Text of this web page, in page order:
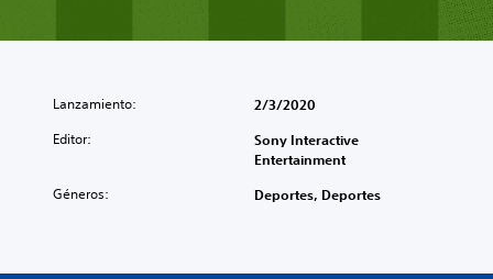
Lanzamiento: 2/3/2020
Editor:
Sony Interactive
Entertainment
Géneros: Deportes, Deportes